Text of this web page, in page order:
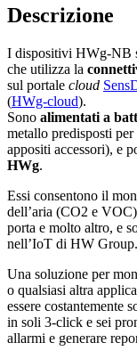
Descrizione
I dispositivi HWg-NB
che utilizza la
sul portale cloud
(HWg-cloud).
Sono alimentati a
metallo predisposti
appositi accessori), e
HWg.
Essi consentono il
dell’aria (CO2 e
porta e molto altro, e
nell’IoT di HW Group.
Una soluzione per
o qualsiasi altra
essere costantemente
in soli 3-click e sei
allarmi e generare